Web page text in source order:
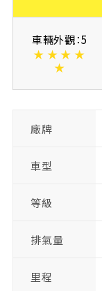
車輛外觀：5
★ ★ ★ ★
★
廠牌
車型
等級
排氣量
里程